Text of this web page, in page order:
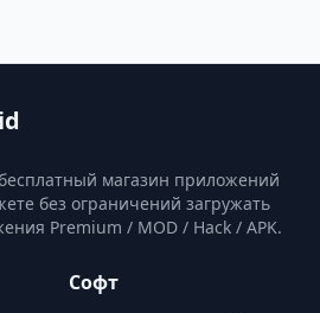
магазин приложений
без ограничений загружать
Premium / MOD / Hack / APK.
Софт